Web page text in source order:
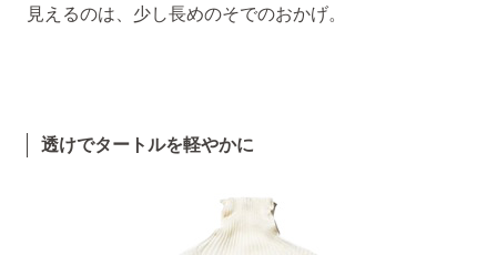
見えるのは、少し長めのそでのおかげ。
透けでタートルを軽やかに